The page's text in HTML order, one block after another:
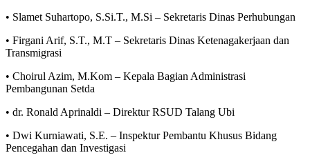
• Slamet Suhartopo, S.Si.T., M.Si – Sekretaris Dinas Perhubungan
• Firgani Arif, S.T., M.T – Sekretaris Dinas Ketenagakerjaan dan
Transmigrasi
• Choirul Azim, M.Kom – Kepala Bagian Administrasi
Pembangunan Setda
• dr. Ronald Aprinaldi – Direktur RSUD Talang Ubi
• Dwi Kurniawati, S.E. – Inspektur Pembantu Khusus Bidang
Pencegahan dan Investigasi